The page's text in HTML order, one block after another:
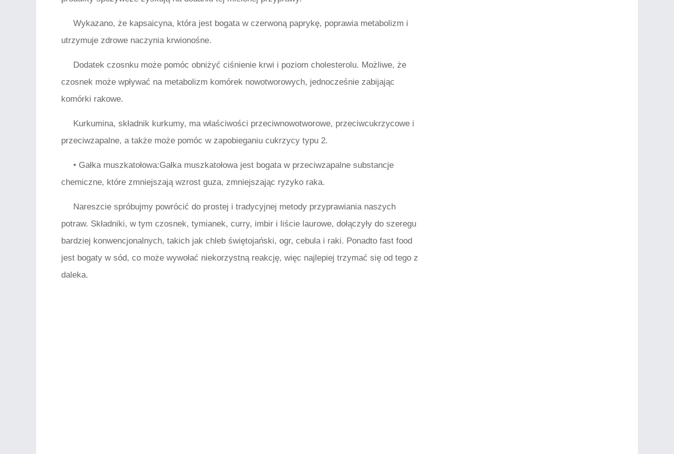
Wykazano, że kapsaicyna, która jest bogata w czerwoną paprykę, poprawia metabolizm i
utrzymuje zdrowe naczynia krwionośne.
Dodatek czosnku może pomóc obniżyć ciśnienie krwi i poziom cholesterolu. Możliwe, że
czosnek może wpływać na metabolizm komórek nowotworowych, jednocześnie zabijając
komórki rakowe.
Kurkumina, składnik kurkumy, ma właściwości przeciwnowotworowe, przeciwcukrzycowe i
przeciwzapalne, a także może pomóc w zapobieganiu cukrzycy typu 2.
• Gałka muszkatołowa:Gałka muszkatołowa jest bogata w przeciwzapalne substancje
chemiczne, które zmniejszają wzrost guza, zmniejszając ryzyko raka.
Nareszcie spróbujmy powrócić do prostej i tradycyjnej metody przyprawiania naszych
potraw. Składniki, w tym czosnek, tymianek, curry, imbir i liście laurowe, dołączyły do ​​szeregu
bardziej konwencjonalnych, takich jak chleb świętojański, ogr, cebula i raki. Ponadto fast food
jest bogaty w sód, co może wywołać niekorzystną reakcję, więc najlepiej trzymać się od tego z
daleka.